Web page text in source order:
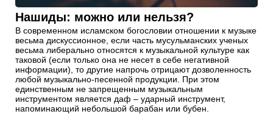
Нашиды: можно или нельзя?
В современном исламском богословии отношении к музыке
весьма дискуссионное, если часть мусульманских ученых
весьма либерально относятся к музыкальной культуре как
таковой (если только она не несет в себе негативной
информации), то другие напрочь отрицают дозволенность
любой музыкально-песенной продукции. При этом
единственным не запрещенным музыкальным
инструментом является даф – ударный инструмент,
напоминающий небольшой барабан или бубен.